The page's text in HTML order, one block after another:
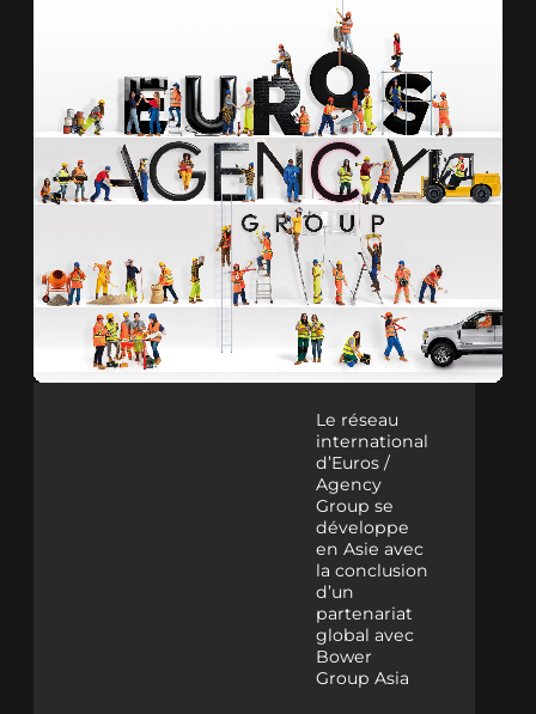
Le réseau
international
d’Euros /
Agency
Group se
développe
en Asie avec
la conclusion
d’un
partenariat
global avec
Bower
Group Asia